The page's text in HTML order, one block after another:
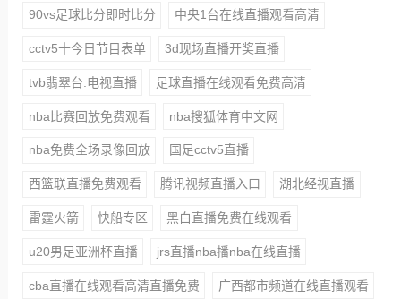
90vs足球比分即时比分 中央1台在线直播观看高清
cctv5十今日节目表单 3d现场直播开奖直播
tvb翡翠台.电视直播 足球直播在线观看免费高清
nba比赛回放免费观看 nba搜狐体育中文网
nba免费全场录像回放 国足cctv5直播
西篮联直播免费观看 腾讯视频直播入口 湖北经视直播
雷霆火箭 快船专区 黑白直播免费在线观看
u20男足亚洲杯直播 jrs直播nba播nba在线直播
cba直播在线观看高清直播免费 广西都市频道在线直播观看